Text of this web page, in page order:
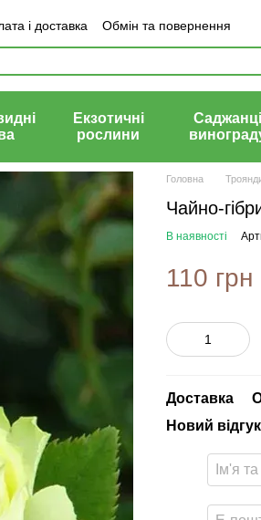
і доставка
Обмін та повернення
(оферта)
Екзотичні
рослини
Саджанці
Головна
Чайно-
В наявності
110 грн
Доставка
Новий